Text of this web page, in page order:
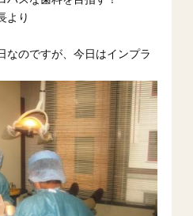
より
なのですが、今日はインプラ